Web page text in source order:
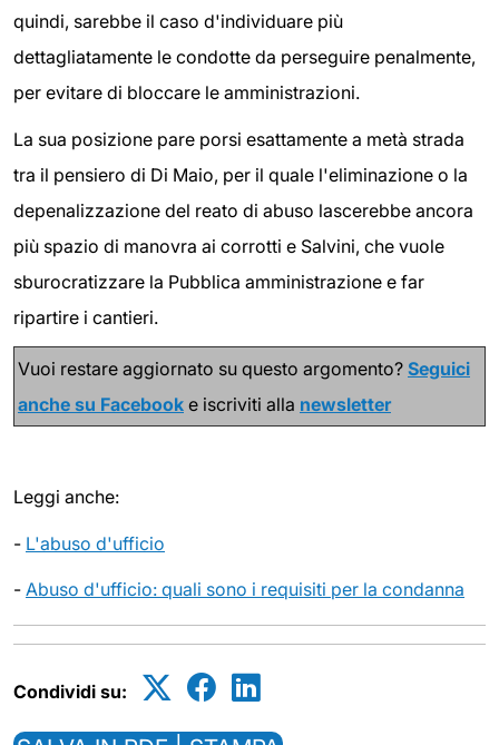
quindi, sarebbe il caso d'individuare più
dettagliatamente le condotte da perseguire penalmente,
per evitare di bloccare le amministrazioni.
La sua posizione pare porsi esattamente a metà strada
tra il pensiero di Di Maio, per il quale l'eliminazione o la
depenalizzazione del reato di abuso lascerebbe ancora
più spazio di manovra ai corrotti e Salvini, che vuole
sburocratizzare la Pubblica amministrazione e far
ripartire i cantieri.
Vuoi restare aggiornato su questo argomento? Seguici
anche su Facebook e iscriviti alla newsletter
Leggi anche:
- L'abuso d'ufficio
- Abuso d'ufficio: quali sono i requisiti per la condanna
Condividi su: